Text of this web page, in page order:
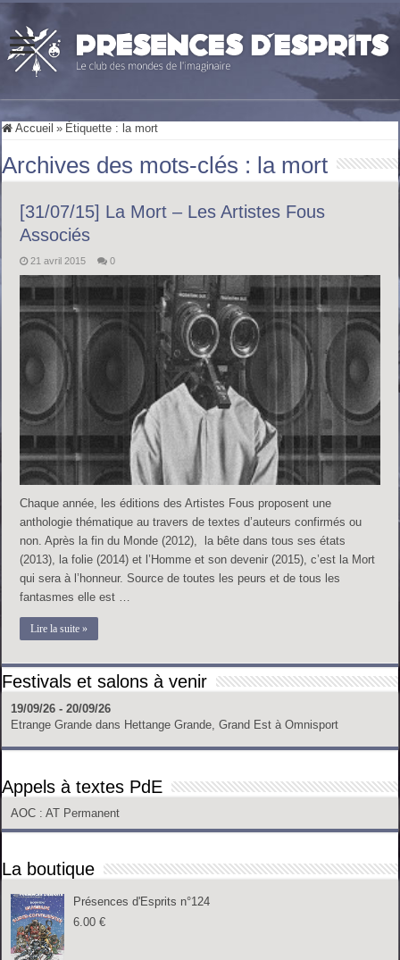
Accueil » Étiquette : la mort
Archives des mots-clés : la mort
[31/07/15] La Mort – Les Artistes Fous
Associés
21 avril 2015 0
Chaque année, les éditions des Artistes Fous proposent une
anthologie thématique au travers de textes d’auteurs confirmés ou
non. Après la fin du Monde (2012), la bête dans tous ses états
(2013), la folie (2014) et l’Homme et son devenir (2015), c’est la Mort
qui sera à l’honneur. Source de toutes les peurs et de tous les
fantasmes elle est …
Lire la suite »
Festivals et salons à venir
19/09/26 - 20/09/26
Etrange Grande dans Hettange Grande, Grand Est à Omnisport
Appels à textes PdE
AOC : AT Permanent
La boutique
Présences d'Esprits n°124
6.00€